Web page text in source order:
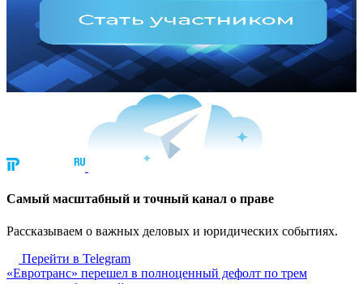
Cамый масштабный и точный канал о праве
Рассказываем о важных деловых и юридических событиях.
Перейти в Telegram
«Евротранс» перешел в полноценный дефолт по трем